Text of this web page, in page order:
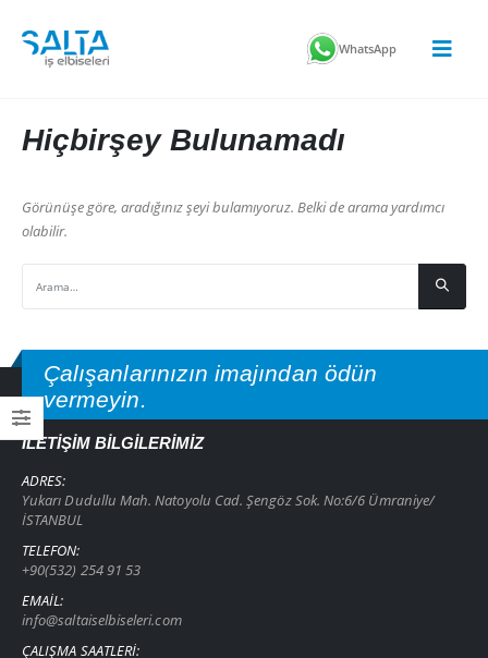
WhatsApp
Hiçbirşey Bulunamadı
Görünüşe göre, aradığınız şeyi bulamıyoruz. Belki de arama yardımcı
olabilir.
Çalışanlarınızın imajından ödün
vermeyin.
İLETIŞIM BILGILERIMIZ
ADRES:
Yukarı Dudullu Mah. Natoyolu Cad. Şengöz Sok. No:6/6 Ümraniye/
İSTANBUL
TELEFON:
+90(532) 254 91 53
EMAIL:
info@saltaiselbiseleri.com
ÇALIŞMA SAATLERI: